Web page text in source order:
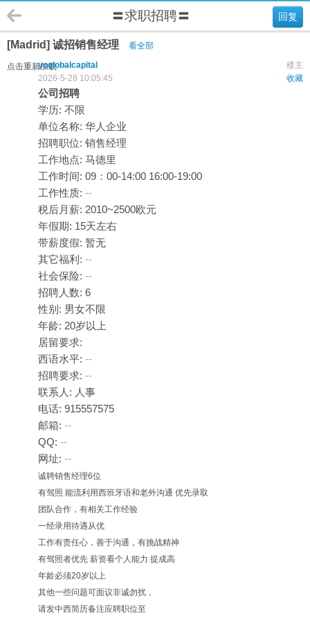
回复
〓求职招聘〓
[Madrid] 诚招销售经理 看全部
点击重新加载 楼主
yoglobalcapital
收藏
2026-5-28 10:05:45
公司招聘
学历: 不限
单位名称: 华人企业
招聘职位: 销售经理
工作地点: 马德里
工作时间: 09：00-14:00 16:00-19:00
工作性质: --
税后月薪: 2010~2500欧元
年假期: 15天左右
带薪度假: 暂无
其它福利: --
社会保险: --
招聘人数: 6
性别: 男女不限
年龄: 20岁以上
居留要求:
西语水平: --
招聘要求: --
联系人: 人事
电话: 915557575
邮箱: --
QQ: --
网址: --
诚聘销售经理6位
有驾照 能流利用西班牙语和老外沟通 优先录取
团队合作，有相关工作经验
一经录用待遇从优
工作有责任心，善于沟通，有挑战精神
有驾照者优先 薪资看个人能力 提成高
年龄必须20岁以上
其他一些问题可面议非诚勿扰，
请发中西简历备注应聘职位至